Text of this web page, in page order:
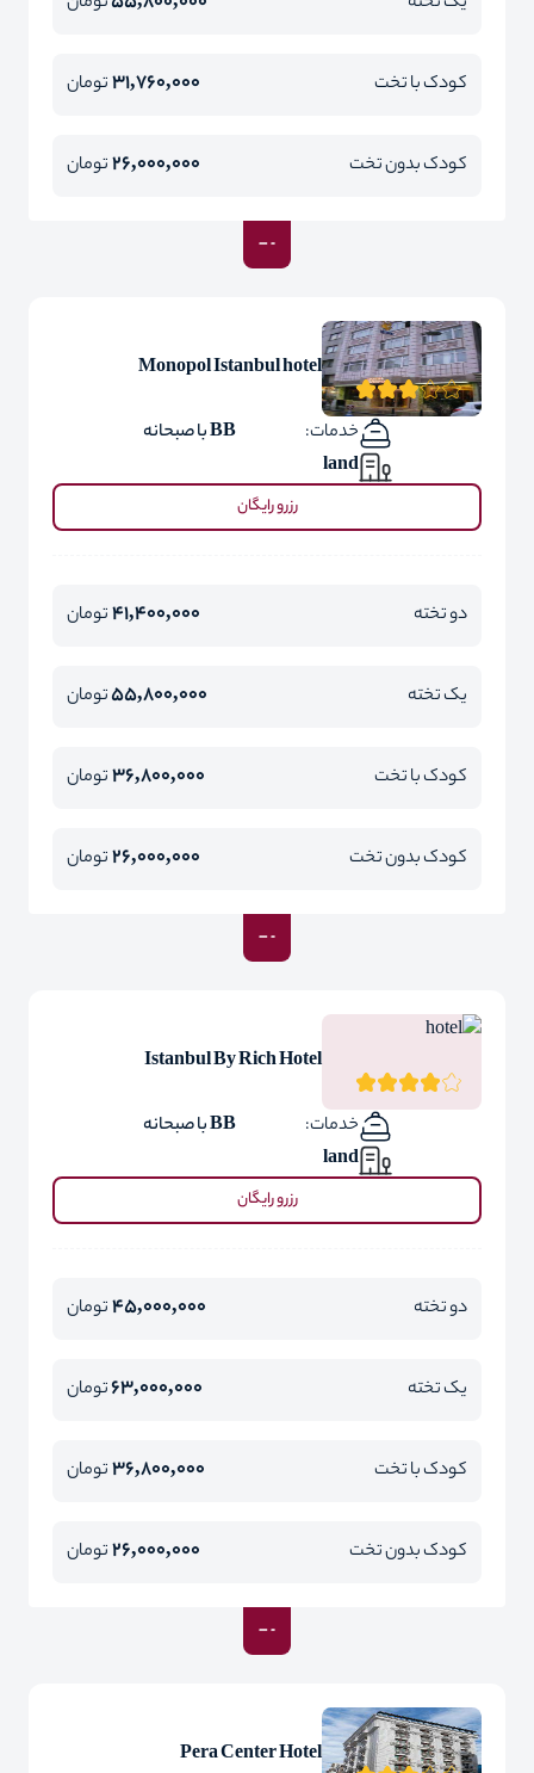
کودک با تخت 31,760,000تومان
کودک بدون تخت 26,000,000تومان
Monopol Istanbul hotel
خدمات:
BB با صبحانه
land
رزرو رایگان
دو تخته 41,400,000تومان
یک تخته 55,800,000تومان
کودک با تخت 36,800,000تومان
کودک بدون تخت 26,000,000تومان
Istanbul By Rich Hotel
خدمات:
BB با صبحانه
land
رزرو رایگان
دو تخته 45,000,000تومان
یک تخته 63,000,000تومان
کودک با تخت 36,800,000تومان
کودک بدون تخت 26,000,000تومان
Pera Center Hotel